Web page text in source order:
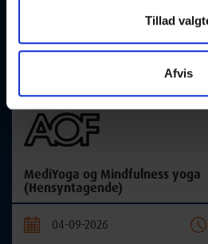
Tillad
Afvis
MediYoga og Mindfulness yoga
(Hensyntagende)
04-09-2026